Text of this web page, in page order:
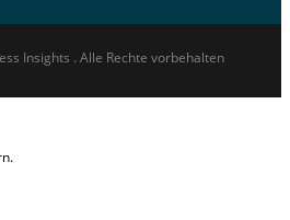
Insights . Alle Rechte vorbehalten